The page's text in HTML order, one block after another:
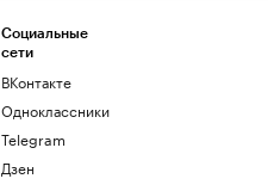
Социальные
сети
ВКонтакте
Одноклассники
Telegram
Дзен